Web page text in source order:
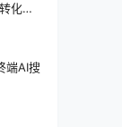
化阶
端AI搜